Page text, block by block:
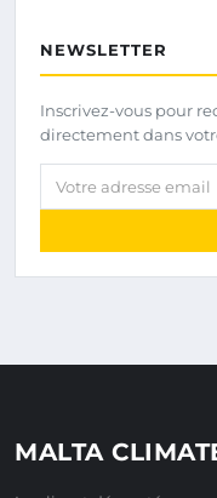
NEWSLETTER
Inscrivez-vous pour
directement dans
Votre adresse email
MALTA